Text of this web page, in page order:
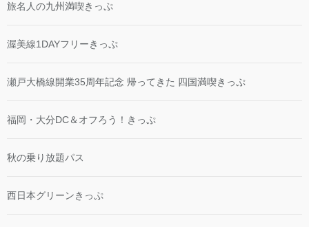
旅名人の九州満喫きっぷ
渥美線1DAYフリーきっぷ
瀬戸大橋線開業35周年記念 帰ってきた 四国満喫きっぷ
福岡・大分DC＆オフろう！きっぷ
秋の乗り放題パス
西日本グリーンきっぷ